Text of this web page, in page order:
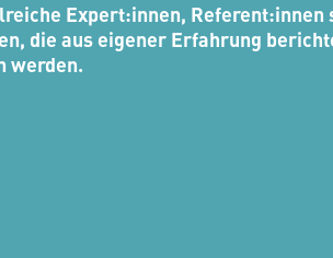
Expert:innen, Referent:innen
die aus eigener Erfahrung
werden.